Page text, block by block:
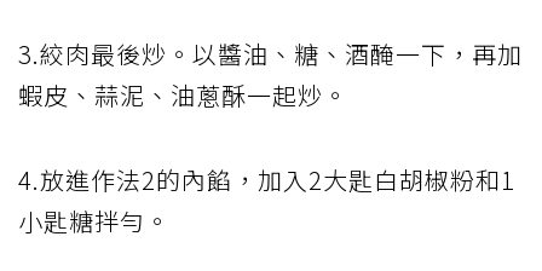
3.絞肉最後炒。以醬油、糖、酒醃一下，再加
蝦皮、蒜泥、油蔥酥一起炒。
4.放進作法2的內餡，加入2大匙白胡椒粉和1
小匙糖拌勻。